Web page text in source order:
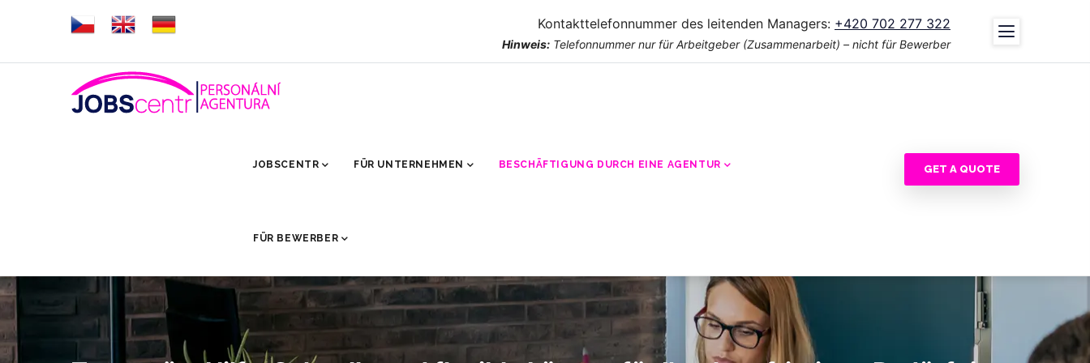
Kontakttelefonnummer des leitenden Managers: +420 702 277 322
Hinweis: Telefonnummer nur für Arbeitgeber (Zusammenarbeit) – nicht für Bewerber
JOBSCENTR FÜR UNTERNEHMEN BESCHÄFTIGUNG DURCH EINE AGENTUR
FÜR BEWERBER
GET A QUOTE